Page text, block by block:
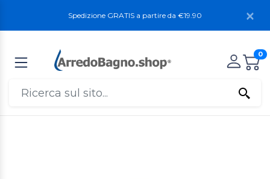
Spedizione GRATIS a partire da €19.90
0